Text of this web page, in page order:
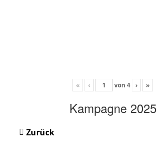
« ‹ von 4 › »
Kampagne 2025
Zurück